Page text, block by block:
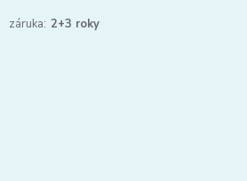
záruka: 2+3 roky